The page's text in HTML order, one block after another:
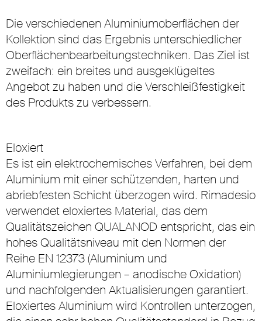
Die verschiedenen Aluminiumoberflächen der
Kollektion sind das Ergebnis unterschiedlicher
Oberflächenbearbeitungstechniken. Das Ziel ist
zweifach: ein breites und ausgeklügeltes
Angebot zu haben und die Verschleißfestigkeit
des Produkts zu verbessern.
Eloxiert
Es ist ein elektrochemisches Verfahren, bei dem
Aluminium mit einer schützenden, harten und
abriebfesten Schicht überzogen wird. Rimadesio
verwendet eloxiertes Material, das dem
Qualitätszeichen QUALANOD entspricht, das ein
hohes Qualitätsniveau mit den Normen der
Reihe EN 12373 (Aluminium und
Aluminiumlegierungen – anodische Oxidation)
und nachfolgenden Aktualisierungen garantiert.
Eloxiertes Aluminium wird Kontrollen unterzogen,